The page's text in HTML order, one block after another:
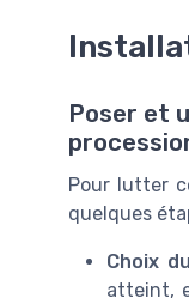
Poser et
Pour lutter
quelques
Choix
atteint,